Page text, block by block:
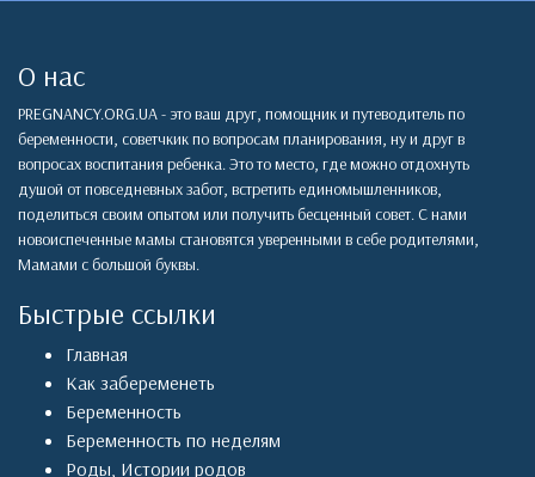
О нас
PREGNANCY.ORG.UA - это ваш друг, помощник и путеводитель по
беременности, советчкик по вопросам планирования, ну и друг в
вопросах воспитания ребенка. Это то место, где можно отдохнуть
душой от повседневных забот, встретить единомышленников,
поделиться своим опытом или получить бесценный совет. С нами
новоиспеченные мамы становятся уверенными в себе родителями,
Мамами с большой буквы.
Быстрые ссылки
Главная
Как забеременеть
Беременность
Беременность по неделям
Роды, Истории родов